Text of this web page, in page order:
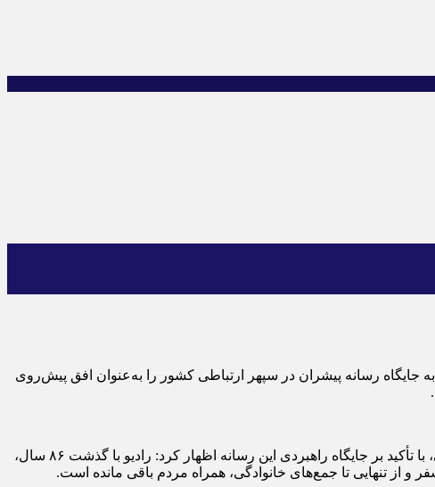
رسانه پیشران در سپهر ارتباطی کشور را به‌عنوان افق پیش‌روی
به گزارش میراث آریا به نقل از روابط عمومی معاونت صدا، در آستانه سالروز تاسیس رادیو، احمد پهلوانیان، معاون صدای رسانه ملی، با تأکید بر جایگاه راهبردی این رسانه اظهار کرد: رادیو با گذشت ۸۶ سال،
تنهایی تا جمع‌های خانوادگی، همراه مردم باقی مانده است.